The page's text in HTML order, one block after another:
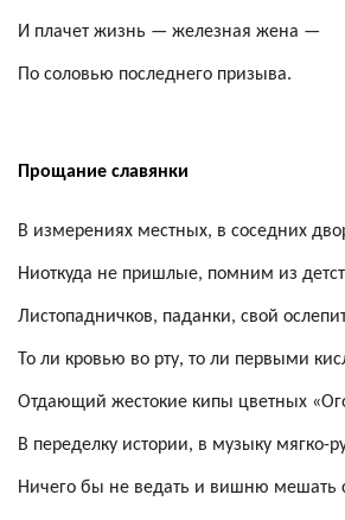
И плачет жизнь — железная жена —
По соловью последнего призыва.
Прощание славянки
В измерениях местных, в соседних
Ниоткуда не пришлые, помним из
Листопадничков, паданки, свой
То ли кровью во рту, то ли первыми
Отдающий жестокие кипы цветных
В переделку истории, в музыку мягко-
Ничего бы не ведать и вишню мешать